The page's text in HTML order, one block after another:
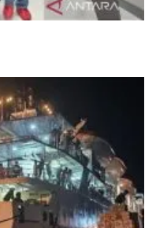
Sulawesi turun di